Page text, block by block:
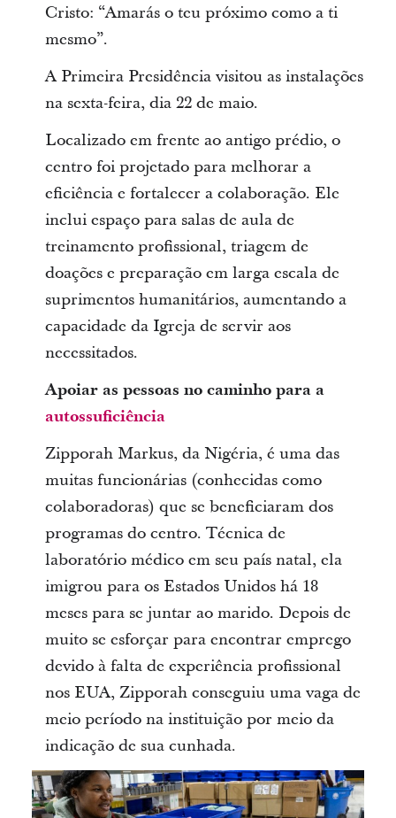
Cristo: “Amarás o teu próximo como a ti
mesmo”.
A Primeira Presidência visitou as instalações
na sexta-feira, dia 22 de maio.
Localizado em frente ao antigo prédio, o
centro foi projetado para melhorar a
eficiência e fortalecer a colaboração. Ele
inclui espaço para salas de aula de
treinamento profissional, triagem de
doações e preparação em larga escala de
suprimentos humanitários, aumentando a
capacidade da Igreja de servir aos
necessitados.
Apoiar as pessoas no caminho para a
autossuficiência
Zipporah Markus, da Nigéria, é uma das
muitas funcionárias (conhecidas como
colaboradoras) que se beneficiaram dos
programas do centro. Técnica de
laboratório médico em seu país natal, ela
imigrou para os Estados Unidos há 18
meses para se juntar ao marido. Depois de
muito se esforçar para encontrar emprego
devido à falta de experiência profissional
nos EUA, Zipporah conseguiu uma vaga de
meio período na instituição por meio da
indicação de sua cunhada.